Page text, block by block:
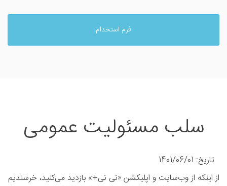
فرم استخدام
سلب مسئولیت عمومی
تاریخ: 1401/06/01
از اینکه از وب‌سایت و اپلیکشن «نی نی+» بازدید می‌کنید، خرسندیم